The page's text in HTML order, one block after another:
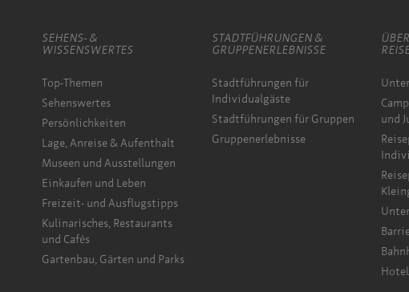
SEHENS- &
WISSENSWERTES
Top-Themen
Sehenswertes
Persönlichkeiten
Lage, Anreise & Aufenthalt
Museen und Ausstellungen
Einkaufen und Leben
Freizeit- und Ausflugstipps
Kulinarisches, Restaurants
und Cafés
Gartenbau, Gärten und Parks
STADTFÜHRUNGEN &
GRUPPENERLEBNISSE
Stadtführungen für
Individualgäste
Stadtführungen für Gruppen
Gruppenerlebnisse
und